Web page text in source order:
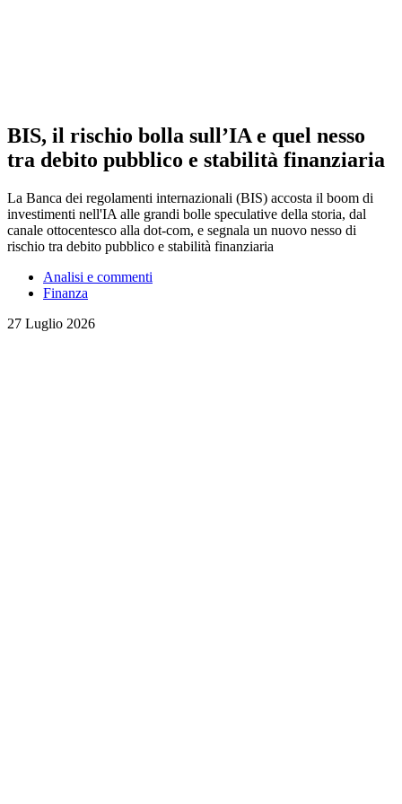
BIS, il rischio bolla sull’IA e quel nesso
tra debito pubblico e stabilità finanziaria
La Banca dei regolamenti internazionali (BIS) accosta il boom di
investimenti nell'IA alle grandi bolle speculative della storia, dal
canale ottocentesco alla dot-com, e segnala un nuovo nesso di
rischio tra debito pubblico e stabilità finanziaria
Analisi e commenti
Finanza
27 Luglio 2026